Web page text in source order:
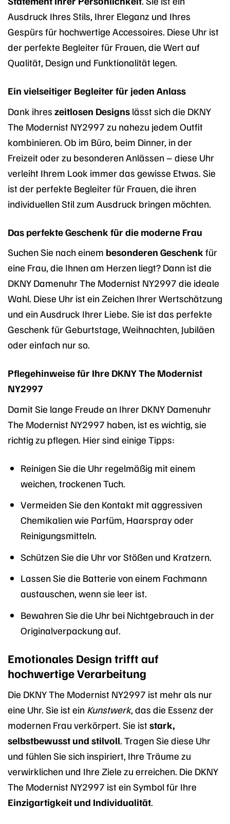
Ausdruck Ihres Stils, Ihrer Eleganz und Ihres
Gespürs für hochwertige Accessoires. Diese Uhr ist
der perfekte Begleiter für Frauen, die Wert auf
Qualität, Design und Funktionalität legen.
Ein vielseitiger Begleiter für jeden Anlass
Dank ihres zeitlosen Designs lässt sich die DKNY
The Modernist NY2997 zu nahezu jedem Outfit
kombinieren. Ob im Büro, beim Dinner, in der
Freizeit oder zu besonderen Anlässen – diese Uhr
verleiht Ihrem Look immer das gewisse Etwas. Sie
ist der perfekte Begleiter für Frauen, die ihren
individuellen Stil zum Ausdruck bringen möchten.
Das perfekte Geschenk für die moderne Frau
Suchen Sie nach einem besonderen Geschenk für
eine Frau, die Ihnen am Herzen liegt? Dann ist die
DKNY Damenuhr The Modernist NY2997 die ideale
Wahl. Diese Uhr ist ein Zeichen Ihrer Wertschätzung
und ein Ausdruck Ihrer Liebe. Sie ist das perfekte
Geschenk für Geburtstage, Weihnachten, Jubiläen
oder einfach nur so.
Pflegehinweise für Ihre DKNY The Modernist
NY2997
Damit Sie lange Freude an Ihrer DKNY Damenuhr
The Modernist NY2997 haben, ist es wichtig, sie
richtig zu pflegen. Hier sind einige Tipps:
Reinigen Sie die Uhr regelmäßig mit einem
weichen, trockenen Tuch.
Vermeiden Sie den Kontakt mit aggressiven
Chemikalien wie Parfüm, Haarspray oder
Reinigungsmitteln.
Schützen Sie die Uhr vor Stößen und Kratzern.
Lassen Sie die Batterie von einem Fachmann
austauschen, wenn sie leer ist.
Bewahren Sie die Uhr bei Nichtgebrauch in der
Originalverpackung auf.
Emotionales Design trifft auf
hochwertige Verarbeitung
Die DKNY The Modernist NY2997 ist mehr als nur
eine Uhr. Sie ist ein Kunstwerk, das die Essenz der
modernen Frau verkörpert. Sie ist stark,
selbstbewusst und stilvoll. Tragen Sie diese Uhr
und fühlen Sie sich inspiriert, Ihre Träume zu
verwirklichen und Ihre Ziele zu erreichen. Die DKNY
The Modernist NY2997 ist ein Symbol für Ihre
Einzigartigkeit und Individualität.